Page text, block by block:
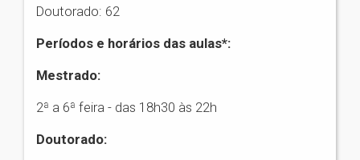
Doutorado: 62
Períodos e horários das aulas*:
Mestrado:
2ª a 6ª feira - das 18h30 às 22h
Doutorado: